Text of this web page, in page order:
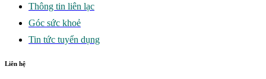
Thông tin liên lạc
Góc sức khoẻ
Tin tức tuyển dụng
Liên hệ